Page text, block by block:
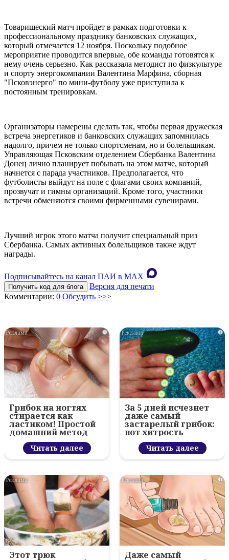
Товарищеский матч пройдет в рамках подготовки к
профессиональному празднику банковских служащих,
который отмечается 12 ноября. Поскольку подобное
мероприятие проводится впервые, обе команды готовятся к
нему очень серьезно. Как рассказала методист по физкультуре
и спорту энергокомпании Валентина Марфина, сборная
"Псковэнерго" по мини-футболу уже приступила к
постоянным тренировкам.
Организаторы намерены сделать так, чтобы первая дружеская
встреча энергетиков и банковских служащих запомнилась
надолго, причем не только спортсменам, но и болельщикам.
Управляющая Псковским отделением Сбербанка Валентина
Донец лично планирует побывать на этом матче, который
начнется с парада участников. Предполагается, что
футболисты выйдут на поле с флагами своих компаний,
прозвучат и гимны организаций. Кроме того, участники
встречи обменяются своими фирменными сувенирами.
Лучший игрок этого матча получит специальный приз
Сбербанка. Самых активных болельщиков также ждут
награды.
Подписывайтесь на канал ПАИ в MAХ
Получить код для блога
Версия для печати
Комментарии: 0 Обсудить >>>
i
Грибок на ногтях
стирается как
ластиком! Простой
домашний метод
Читать далее
i
За 5 дней исчезнет
даже самый
застарелый грибок:
вот хитрость
Читать далее
i
Этот трюк
i
Даже самый